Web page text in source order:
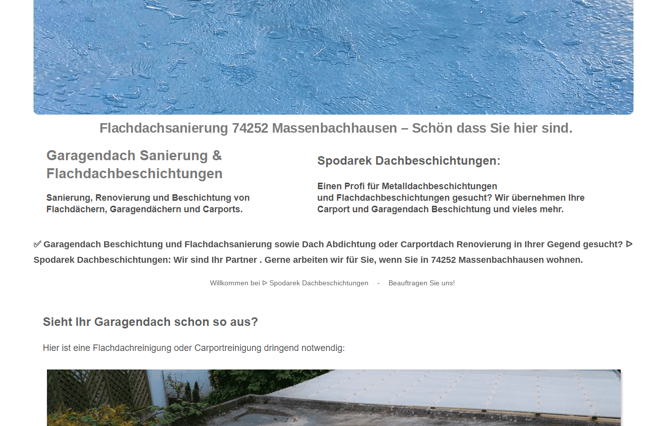
Flachdachsanierung 74252 Massenbachhausen – Schön dass Sie hier sind.
✅ Garagendach Beschichtung und Flachdachsanierung sowie Dach Abdichtung oder Carportdach Renovierung in Ihrer Gegend gesucht? ᐅ
Spodarek Dachbeschichtungen: Wir sind Ihr Partner . Gerne arbeiten wir für Sie, wenn Sie in 74252 Massenbachhausen wohnen.
Willkommen bei ᐅ Spodarek Dachbeschichtungen - Beauftragen Sie uns!